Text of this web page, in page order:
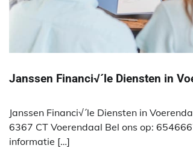
Janssen Financi√´le Diensten in
Janssen Financi√´le Diensten in
6367 CT Voerendaal Bel ons op:
informatie […]